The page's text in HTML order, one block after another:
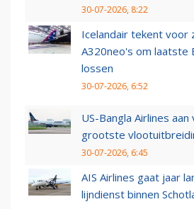
30-07-2026, 8:22
Icelandair tekent voor
A320neo's om laatste
lossen
30-07-2026, 6:52
US-Bangla Airlines
grootste
30-07-2026, 6:45
AIS Airlines gaat jaar
lijndienst binnen